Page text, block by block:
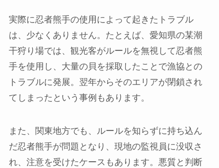
実際に忍者熊手の使用によって起きたトラブル
は、少なくありません。たとえば、愛知県の某潮
干狩り場では、観光客がルールを無視して忍者熊
手を使用し、大量の貝を採取したことで漁協との
トラブルに発展。翌年からそのエリアが閉鎖され
てしまったという事例もあります。
また、関東地方でも、ルールを知らずに持ち込ん
だ忍者熊手が問題となり、現地の監視員に没収さ
れ、注意を受けたケースもあります。悪質と判断